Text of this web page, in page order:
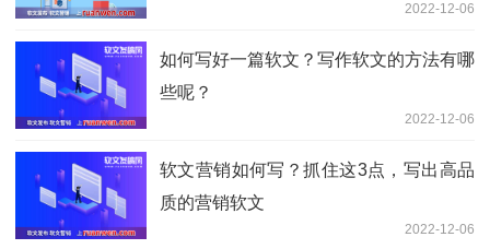
2022-12-06
如何写好一篇软文？写作软文的方法有哪
些呢？
2022-12-06
软文营销如何写？抓住这3点，写出高品
质的营销软文
2022-12-06